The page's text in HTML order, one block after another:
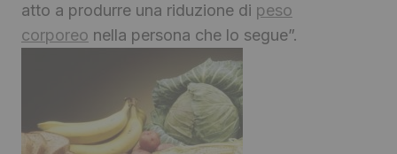
atto a produrre una riduzione di peso
corporeo nella persona che lo segue”.